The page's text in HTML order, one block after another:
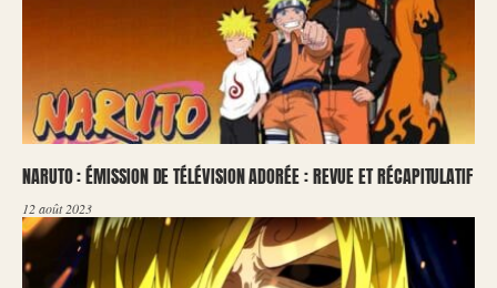
NARUTO : ÉMISSION DE TÉLÉVISION ADORÉE : REVUE ET RÉCAPITULATIF
12 août 2023